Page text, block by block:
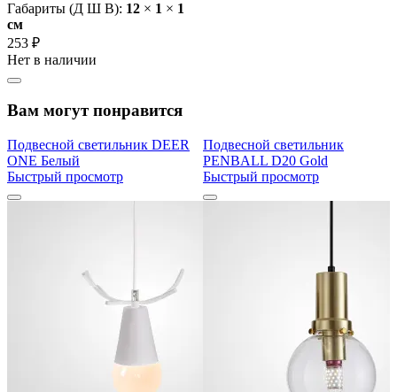
Габариты (Д Ш В): 12 × 1 × 1
cм
253 ₽
Нет в наличии
Вам могут понравится
Подвесной светильник DEER
ONE Белый
Быстрый просмотр
Подвесной светильник
PENBALL D20 Gold
Быстрый просмотр